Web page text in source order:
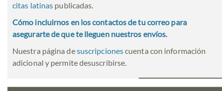
citas latinas publicadas.
Cómo incluirnos en los contactos de tu correo para
asegurarte de que te lleguen nuestros envíos.
Nuestra página desuscripcionescuenta con información
adicional y permite desuscribirse.